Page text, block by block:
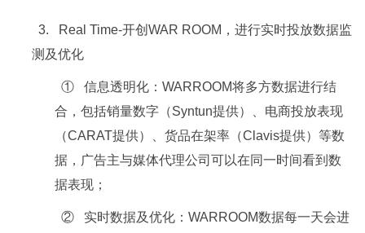
3. Real Time-开创WAR ROOM，进行实时投放数据监
测及优化
① 信息透明化：WARROOM将多方数据进行结
合，包括销量数字（Syntun提供）、电商投放表现
（CARAT提供）、货品在架率（Clavis提供）等数
据，广告主与媒体代理公司可以在同一时间看到数
据表现；
② 实时数据及优化：WARROOM数据每一天会进